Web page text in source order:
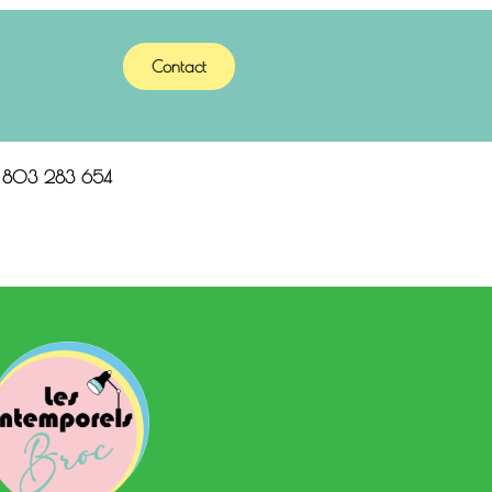
Contact
803 283 654